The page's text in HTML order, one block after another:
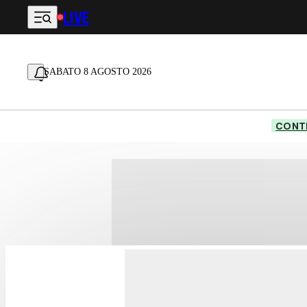
Vai al contenuto principale
LIVE
SABATO 8 AGOSTO 2026